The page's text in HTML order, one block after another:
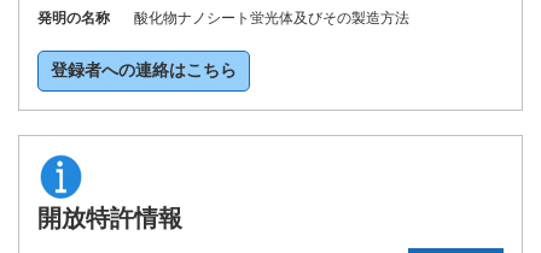
発明の名称
酸化物ナノシート蛍光体及びその製造方法
登録者への連絡はこちら
開放特許情報